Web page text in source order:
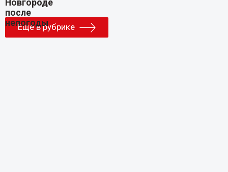
Еще в рубрике